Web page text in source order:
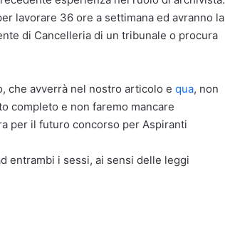
lavorare 36 ore a settimana ed avranno la
di Cancelleria di un tribunale o procura
che avverrà nel nostro articolo e qua, non
completo e non faremo mancare
per il futuro concorso per Aspiranti
entrambi i sessi, ai sensi delle leggi